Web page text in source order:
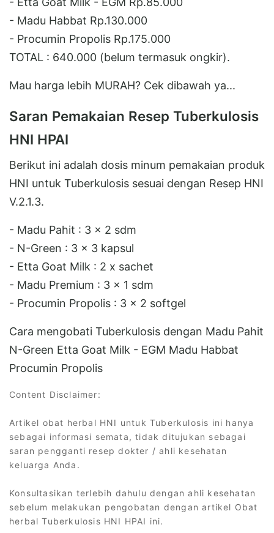
- Madu Habbat Rp.130.000
- Procumin Propolis Rp.175.000
TOTAL : 640.000 (belum termasuk ongkir).
Mau harga lebih MURAH? Cek dibawah ya...
Saran Pemakaian Resep Tuberkulosis
HNI HPAI
Berikut ini adalah dosis minum pemakaian produk
HNI untuk Tuberkulosis sesuai dengan Resep HNI
V.2.1.3.
- Madu Pahit : 3 x 2 sdm
- N-Green : 3 x 3 kapsul
- Etta Goat Milk : 2 x sachet
- Madu Premium : 3 x 1 sdm
- Procumin Propolis : 3 x 2 softgel
Cara mengobati Tuberkulosis dengan Madu Pahit
N-Green Etta Goat Milk - EGM Madu Habbat
Procumin Propolis
Content Disclaimer:
Artikel obat herbal HNI untuk Tuberkulosis ini hanya
sebagai informasi semata, tidak ditujukan sebagai
saran pengganti resep dokter / ahli kesehatan
keluarga Anda.
Konsultasikan terlebih dahulu dengan ahli kesehatan
sebelum melakukan pengobatan dengan artikel Obat
herbal Tuberkulosis HNI HPAI ini.